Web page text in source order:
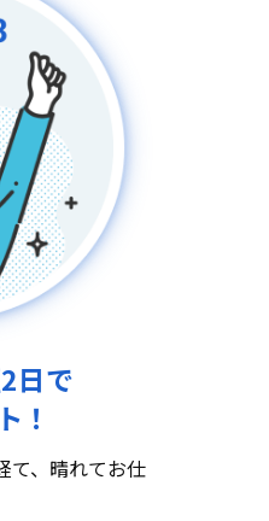
日で
！
て、晴れてお仕